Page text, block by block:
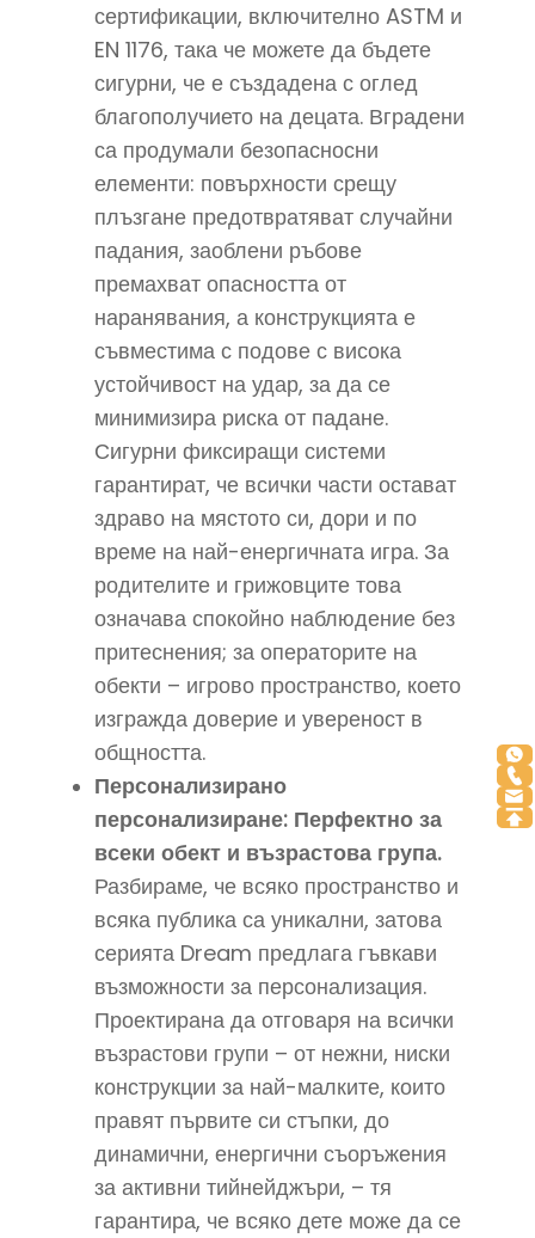
сертификации, включително ASTM и
EN 1176, така че можете да бъдете
сигурни, че е създадена с оглед
благополучието на децата. Вградени
са продумали безопасносни
елементи: повърхности срещу
плъзгане предотвратяват случайни
падания, заоблени ръбове
премахват опасността от
наранявания, а конструкцията е
съвместима с подове с висока
устойчивост на удар, за да се
минимизира риска от падане.
Сигурни фиксиращи системи
гарантират, че всички части остават
здраво на мястото си, дори и по
време на най-енергичната игра. За
родителите и грижовците това
означава спокойно наблюдение без
притеснения; за операторите на
обекти – игрово пространство, което
изгражда доверие и увереност в
общността.
Персонализирано
персонализиране: Перфектно за
всеки обект и възрастова група.
Разбираме, че всяко пространство и
всяка публика са уникални, затова
серията Dream предлага гъвкави
възможности за персонализация.
Проектирана да отговаря на всички
възрастови групи – от нежни, ниски
конструкции за най-малките, които
правят първите си стъпки, до
динамични, енергични съоръжения
за активни тийнейджъри, – тя
гарантира, че всяко дете може да се